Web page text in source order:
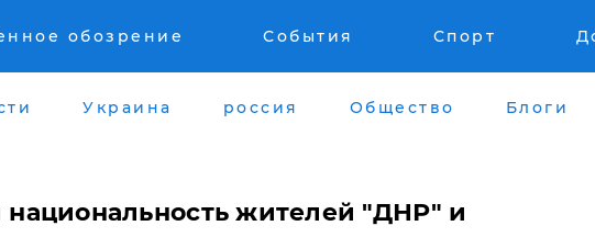
обозрение События Спорт
Украина россия Общество Блоги
национальность жителей "ДНР" и